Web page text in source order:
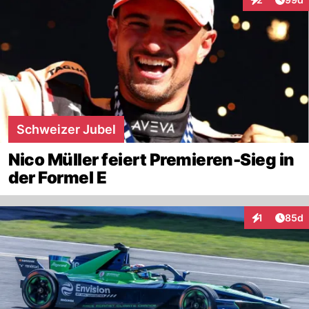
Interaktionen
Schweizer Jubel
Nico Müller feiert Premieren-Sieg in
der Formel E
1
Interaktionen
85d